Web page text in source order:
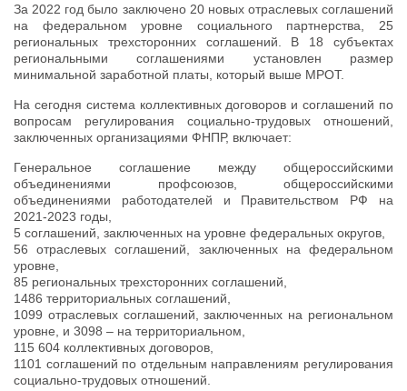
За 2022 год было заключено 20 новых отраслевых соглашений
на федеральном уровне социального партнерства, 25
региональных трехсторонних соглашений. В 18 субъектах
региональными соглашениями установлен размер
минимальной заработной платы, который выше МРОТ.
На сегодня система коллективных договоров и соглашений по
вопросам регулирования социально-трудовых отношений,
заключенных организациями ФНПР, включает:
Генеральное соглашение между общероссийскими
объединениями профсоюзов, общероссийскими
объединениями работодателей и Правительством РФ на
2021-2023 годы,
5 соглашений, заключенных на уровне федеральных округов,
56 отраслевых соглашений, заключенных на федеральном
уровне,
85 региональных трехсторонних соглашений,
1486 территориальных соглашений,
1099 отраслевых соглашений, заключенных на региональном
уровне, и 3098 – на территориальном,
115 604 коллективных договоров,
1101 соглашений по отдельным направлениям регулирования
социально-трудовых отношений.